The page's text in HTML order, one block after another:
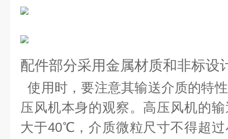
配件部分采用金属材质和非标设
使用时，要注意其输送介质的特
压风机本身的观察。高压风机的
大于40℃，介质微粒尺寸不得超